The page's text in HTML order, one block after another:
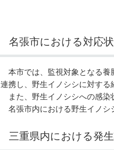
名張市における対応
本市では、監視対象となる養
連携し、野生イノシシに対する
また、野生イノシシへの感染
名張市内における野生イノシ
三重県内における発